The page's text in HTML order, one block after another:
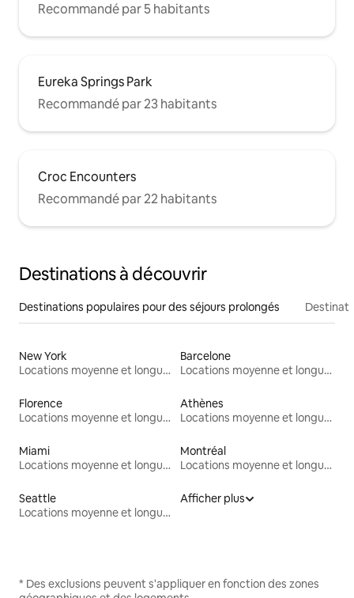
Recommandé par 5 habitants
Eureka Springs Park
Recommandé par 23 habitants
Croc Encounters
Recommandé par 22 habitants
Destinations à découvrir
Destinations populaires pour des séjours prolongés
New York
Locations moyenne et longue durée
Barcelone
Locations moyenne et longue durée
Florence
Locations moyenne et longue durée
Athènes
Locations moyenne et longue durée
Miami
Locations moyenne et longue durée
Montréal
Locations moyenne et longue durée
Seattle
Locations moyenne et longue durée
Afficher plus
* Des exclusions peuvent s'appliquer en fonction des zones